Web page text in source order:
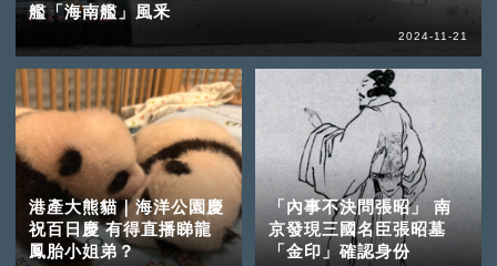
艦「海南艦」風釆
2024-11-21
港產大熊貓｜海洋公園慶
祝百日慶 有得直播睇龍
鳳胎小姐弟？
「內事不決問張昭」 南
京發現三國名臣張昭墓
「金印」確認身份